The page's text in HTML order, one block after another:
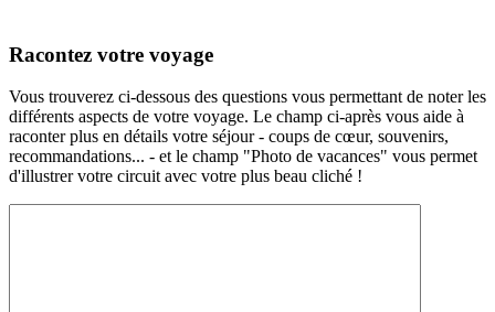
Racontez votre voyage
Vous trouverez ci-dessous des questions vous permettant de noter les
différents aspects de votre voyage. Le champ ci-après vous aide à
raconter plus en détails votre séjour - coups de cœur, souvenirs,
recommandations... - et le champ "Photo de vacances" vous permet
d'illustrer votre circuit avec votre plus beau cliché !